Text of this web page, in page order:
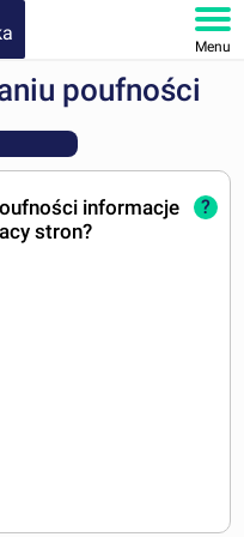
Menu
poufności
informacje
stron?
?